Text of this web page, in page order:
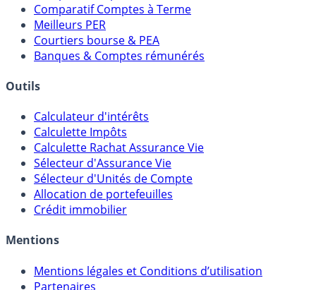
Placements Sans Risque
Comparatif Super Livrets
Comparatif Comptes à Terme
Meilleurs PER
Courtiers bourse & PEA
Banques & Comptes rémunérés
Outils
Calculateur d'intérêts
Calculette Impôts
Calculette Rachat Assurance Vie
Sélecteur d'Assurance Vie
Sélecteur d'Unités de Compte
Crédit immobilier
Mentions